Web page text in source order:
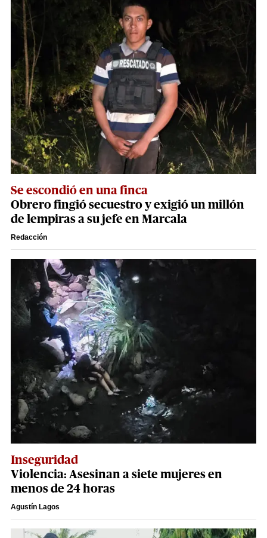
Se escondió en una finca
Obrero fingió secuestro y exigió un millón
de lempiras a su jefe en Marcala
Redacción
Inseguridad
Violencia: Asesinan a siete mujeres en
menos de 24 horas
Agustín Lagos